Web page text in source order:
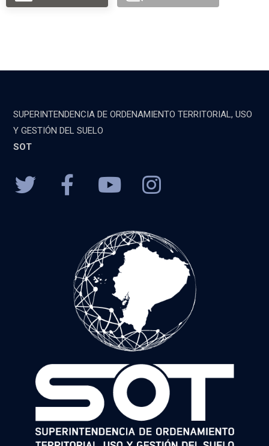
SUPERINTENDENCIA DE ORDENAMIENTO TERRITORIAL, USO
Y GESTIÓN DEL SUELO
SOT